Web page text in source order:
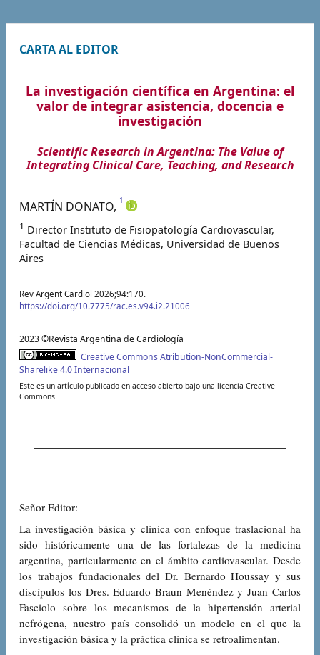
CARTA AL EDITOR
La investigación científica en Argentina: el
valor de integrar asistencia, docencia e
investigación
Scientific Research in Argentina: The Value of
Integrating Clinical Care, Teaching, and Research
MARTÍN DONATO, 1
1 Director Instituto de Fisiopatología Cardiovascular,
Facultad de Ciencias Médicas, Universidad de Buenos
Aires
Rev Argent Cardiol 2026;94:170.
https://doi.org/10.7775/rac.es.v94.i2.21006
2023 ©Revista Argentina de Cardiología
Creative Commons Atribution-NonCommercial-
Sharelike 4.0 Internacional
Este es un artículo publicado en acceso abierto bajo una licencia Creative
Commons
Señor Editor:
La investigación básica y clínica con enfoque traslacional ha
sido históricamente una de las fortalezas de la medicina
argentina, particularmente en el ámbito cardiovascular. Desde
los trabajos fundacionales del Dr. Bernardo Houssay y sus
discípulos los Dres. Eduardo Braun Menéndez y Juan Carlos
Fasciolo sobre los mecanismos de la hipertensión arterial
nefrógena, nuestro país consolidó un modelo en el que la
investigación básica y la práctica clínica se retroalimentan.